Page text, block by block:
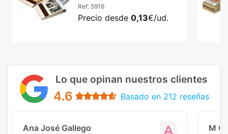
Ref: 5916
Precio desde 0,13€/ud.
Lo que opinan nuestros clientes
4.6 Basado en 212 reseñas
Ana José Gallego M C